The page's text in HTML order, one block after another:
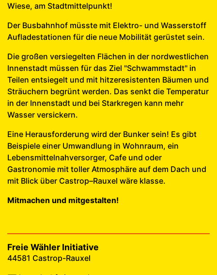
Wiese, am Stadtmittelpunkt!
Der Busbahnhof müsste mit Elektro- und Wasserstoff
Aufladestationen für die neue Mobilität gerüstet sein.
Die großen versiegelten Flächen in der nordwestlichen
Innenstadt müssen für das Ziel "Schwammstadt" in
Teilen entsiegelt und mit hitzeresistenten Bäumen und
Sträuchern begrünt werden. Das senkt die Temperatur
in der Innenstadt und bei Starkregen kann mehr
Wasser versickern.
Eine Herausforderung wird der Bunker sein! Es gibt
Beispiele einer Umwandlung in Wohnraum, ein
Lebensmittelnahversorger, Cafe und oder
Gastronomie mit toller Atmosphäre auf dem Dach und
mit Blick über Castrop–Rauxel wäre klasse.
Mitmachen und mitgestalten!
Freie Wähler Initiative
44581 Castrop-Rauxel